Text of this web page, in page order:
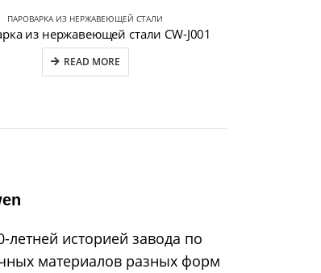
ПАРОВАРКА ИЗ НЕРЖАВЕЮЩЕЙ СТАЛИ
из нержавеющей стали CW-J001
READ MORE
историей завода по
материалов разных форм